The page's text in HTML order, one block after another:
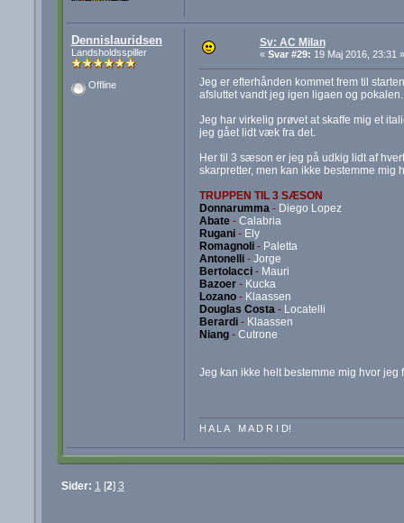
Dennislauridsen
Landsholdsspiller
Offline
Sv: AC Milan
« Svar #29: 19 Maj 2016, 23:31 »
Jeg er efterhånden kommet frem til
afsluttet vandt jeg igen ligaen og
Jeg har virkelig prøvet at skaffe mig et
jeg gået lidt væk fra det.
Her til 3 sæson er jeg på udkig lidt af
skarpretter, men kan ikke bestemme mig
TRUPPEN TIL 3 SÆSON
Donnarumma -Diego Lopez
Abate -Calabria
Rugani -Ely
Romagnoli -Paletta
Antonelli -Jorge
Bertolacci-Mauri
Bazoer - Kucka
Lozano -Klaassen
Douglas Costa - Locatelli
Berardi-Klaassen
Niang -Cutrone
Jeg kan ikke helt bestemme mig hvor
H A L A M A D R I D!
Sider: 1 [2] 3